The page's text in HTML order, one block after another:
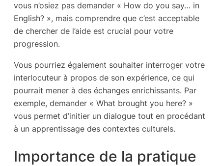
vous n’osiez pas demander « How do you say… in
English? », mais comprendre que c’est acceptable
de chercher de l’aide est crucial pour votre
progression.
Vous pourriez également souhaiter interroger votre
interlocuteur à propos de son expérience, ce qui
pourrait mener à des échanges enrichissants. Par
exemple, demander « What brought you here? »
vous permet d’initier un dialogue tout en procédant
à un apprentissage des contextes culturels.
Importance de la pratique